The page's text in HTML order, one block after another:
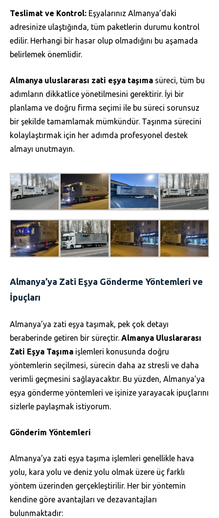
Teslimat ve Kontrol: Eşyalarınız Almanya’daki
adresinize ulaştığında, tüm paketlerin durumu kontrol
edilir. Herhangi bir hasar olup olmadığını bu aşamada
belirlemek önemlidir.
Almanya uluslararası zati eşya taşıma süreci, tüm bu
adımların dikkatlice yönetilmesini gerektirir. İyi bir
planlama ve doğru firma seçimi ile bu süreci sorunsuz
bir şekilde tamamlamak mümkündür. Taşınma sürecini
kolaylaştırmak için her adımda profesyonel destek
almayı unutmayın.
Almanya’ya Zati Eşya Gönderme Yöntemleri ve
İpuçları
Almanya’ya zati eşya taşımak, pek çok detayı
beraberinde getiren bir süreçtir. Almanya Uluslararası
Zati Eşya Taşıma işlemleri konusunda doğru
yöntemlerin seçilmesi, sürecin daha az stresli ve daha
verimli geçmesini sağlayacaktır. Bu yüzden, Almanya’ya
eşya gönderme yöntemleri ve işinize yarayacak ipuçlarını
sizlerle paylaşmak istiyorum.
Gönderim Yöntemleri
Almanya’ya zati eşya taşıma işlemleri genellikle hava
yolu, kara yolu ve deniz yolu olmak üzere üç farklı
yöntem üzerinden gerçekleştirilir. Her bir yöntemin
kendine göre avantajları ve dezavantajları
bulunmaktadır: